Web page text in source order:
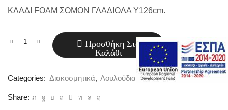
ΚΛΑΔΙ FOAM ΣΟΜΟΝ ΓΛΑΔΙΟΛΑ Y126cm.
(M017)
Προσθήκη Στο
Καλάθι
Categories: Διακοσμητικά, Λουλούδια
Share: